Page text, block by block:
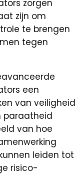
zorgen
zijn om
te brengen
tegen
een
van veiligheid
paraatheid
van hoe
leiden tot
risico-